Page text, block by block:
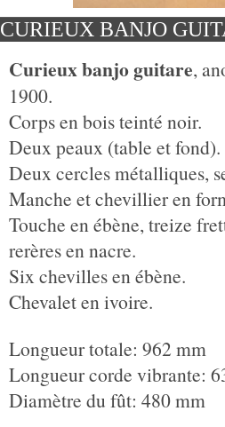
CURIEUX BANJO
Curieux banjo guitare,
1900.
Corps en bois teinté noir.
Deux peaux (table et fond).
Deux cercles métalliques,
Manche et chevillier en
Touche en ébène, treize
rerères en nacre.
Six chevilles en ébène.
Chevalet en ivoire.
Longueur totale: 962 mm
Longueur corde vibrante:
Diamètre du fût: 480 mm